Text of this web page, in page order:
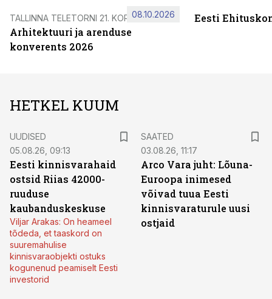
TALLINNA TELETORNI 21. KORRUSEL
Arhitektuuri ja arenduse
konverents 2026
08.10.2026 Eesti
HETKEL KUUM
UUDISED
05.08.26, 09:13
Eesti kinnisvarahaid
ostsid Riias 42000-
ruuduse
kaubanduskeskuse
Viljar Arakas: On heameel
tõdeda, et taaskord on
suuremahulise
kinnisvaraobjekti ostuks
kogunenud peamiselt Eesti
investorid
SAATED
03.08.26, 11:17
Arco Vara juht: Lõuna-
Euroopa inimesed
võivad tuua Eesti
kinnisvaraturule uusi
ostjaid